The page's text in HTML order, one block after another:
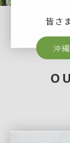
皆さ
沖